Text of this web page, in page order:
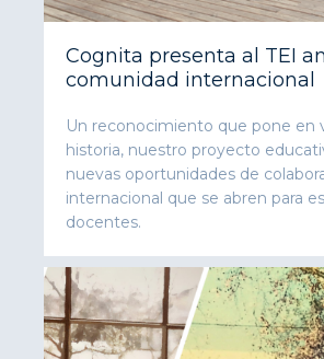
Cognita presenta al TEI
comunidad internacional
Un reconocimiento que pone en
historia, nuestro proyecto
nuevas oportunidades de
internacional que se abren para
docentes.